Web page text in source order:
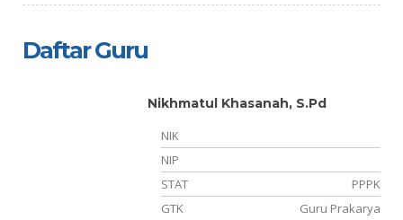
Daftar Guru
Nikhmatul Khasanah, S.Pd
NIK
NIP
STAT
PPPK
GTK
Guru Prakarya